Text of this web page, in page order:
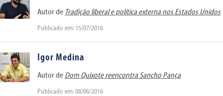
Autor de Tradição liberal e política externa nos Estados Unidos
Publicado em: 15/07/2016
Igor Medina
Autor de Dom Quixote reencontra Sancho Pança
Publicado em: 08/06/2016